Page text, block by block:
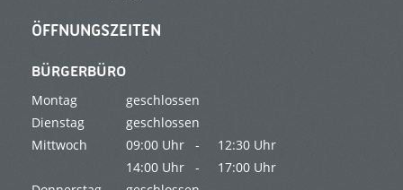
ÖFFNUNGSZEITEN
BÜRGERBÜRO
Montag
geschlossen
Dienstag
geschlossen
Mittwoch
09:00 Uhr - 12:30 Uhr
14:00 Uhr -
17:00 Uhr